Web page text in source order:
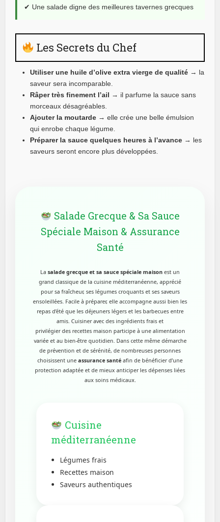
✔ Une salade digne des meilleures tavernes grecques
Les Secrets du Chef
Utiliser une huile d’olive extra vierge de qualité → la
saveur sera incomparable.
Râper très finement l’ail → il parfume la sauce sans
morceaux désagréables.
Ajouter la moutarde → elle crée une belle émulsion
qui enrobe chaque légume.
Préparer la sauce quelques heures à l’avance → les
saveurs seront encore plus développées.
Salade Grecque & Sa Sauce
Spéciale Maison & Assurance
Santé
La salade grecque et sa sauce spéciale maison est un
grand classique de la cuisine méditerranéenne, apprécié
pour sa fraîcheur, ses légumes croquants et ses saveurs
ensoleillées. Facile à préparer, elle accompagne aussi bien les
repas d’été que les déjeuners légers et les barbecues entre
amis. Cuisiner avec des ingrédients frais et
privilégier des recettes maison participe à une alimentation
variée et au bien-être quotidien. Dans cette même démarche
de prévention et de sérénité, de nombreuses personnes
choisissent une assurance santé afin de bénéficier d’une
protection adaptée et de mieux anticiper les dépenses liées
aux soins médicaux.
Cuisine
méditerranéenne
Légumes frais
Recettes maison
Saveurs authentiques